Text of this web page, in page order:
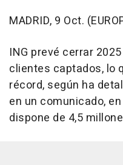
MADRID, 9 Oct.
ING prevé cerrar
clientes captados, lo
récord, según ha
en un comunicado,
dispone de 4,5